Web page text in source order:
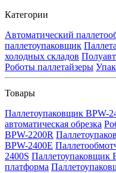
Категории
Автоматический
паллетоупаковщик
холодных складов
Роботы паллетайзеры
Товары
Паллетоупаковщик BPW-
автоматическая обрезка
BPW-2200R
BPW-2400E
2400S Паллетоупаковщик
платформа